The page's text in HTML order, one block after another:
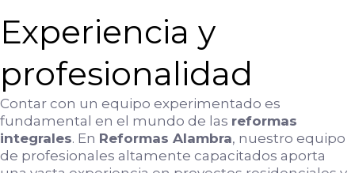
Experiencia y
profesionalidad
Contar con un equipo experimentado es
fundamental en el mundo de las reformas
integrales. En Reformas Alambra, nuestro equipo
de profesionales altamente capacitados aporta